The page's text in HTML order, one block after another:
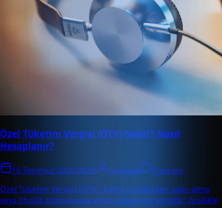
Özel Tüketim Vergisi (ÖTV) Nedir? Nasıl
Hesaplanır?
16 Temmuz 2026 08:59 Enabase
0 yorum
Özel Tüketim Vergisi (ÖTV), belirli ürünlerden satın alma
veya ithalat aşamasında alınan dolaylı bir vergidir; özellikle